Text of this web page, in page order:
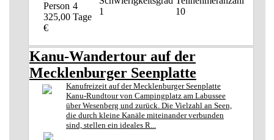
325,00
€
4
Tage
1 10
Kanu-Wandertour auf der
Mecklenburger Seenplatte
Kanufreizeit auf der Mecklenburger Seenplatte
Kanu-Rundtour von Campingplatz am Labussee
über Wesenberg und zurück. Die Vielzahl an Seen,
die durch kleine Kanäle miteinander verbunden
sind, stellen ein ideales R...